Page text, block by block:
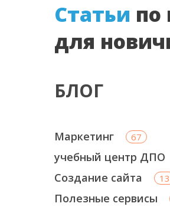
Cтатьи по
для
БЛОГ
Маркетинг 67
учебный центр ДПО
Создание сайта 13
Полезные сервисы